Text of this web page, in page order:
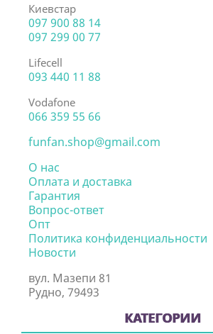
Киевстар
097 900 88 14
097 299 00 77
Lifecell
093 440 11 88
Vodafone
066 359 55 66
funfan.shop@gmail.com
О нас
Оплата и доставка
Гарантия
Вопрос-ответ
Опт
Политика конфиденциальности
Новости
вул. Мазепи 81
Рудно, 79493
КАТЕГОРИИ